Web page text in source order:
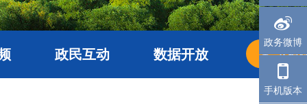
政民互动 数据开放 长者
政务微博
手机版本